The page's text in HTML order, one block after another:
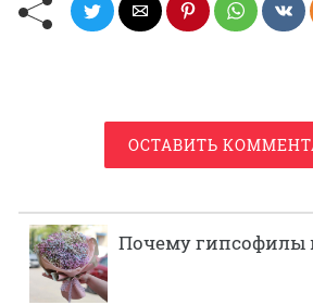
ОСТАВИТЬ
Почему гипсофилы